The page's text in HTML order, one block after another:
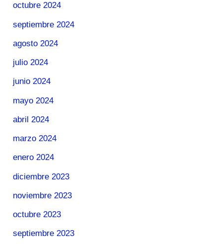
octubre 2024
septiembre 2024
agosto 2024
julio 2024
junio 2024
mayo 2024
abril 2024
marzo 2024
enero 2024
diciembre 2023
noviembre 2023
octubre 2023
septiembre 2023